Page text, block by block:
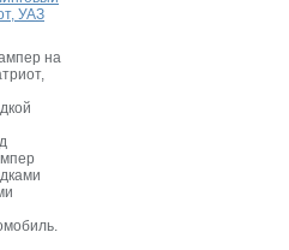
УАЗ
на